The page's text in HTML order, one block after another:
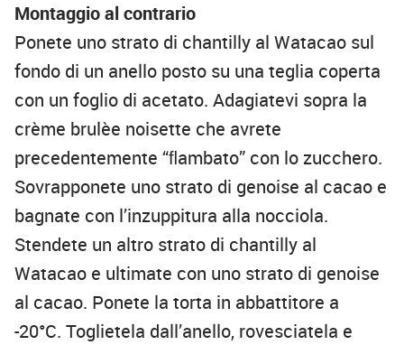
Montaggio al contrario
Ponete uno strato di chantilly al Watacao sul
fondo di un anello posto su una teglia coperta
con un foglio di acetato. Adagiatevi sopra la
crème brulèe noisette che avrete
precedentemente “ﬂambato” con lo zucchero.
Sovrapponete uno strato di genoise al cacao e
bagnate con l’inzuppitura alla nocciola.
Stendete un altro strato di chantilly al
Watacao e ultimate con uno strato di genoise
al cacao. Ponete la torta in abbattitore a
-20°C. Toglietela dall’anello, rovesciatela e